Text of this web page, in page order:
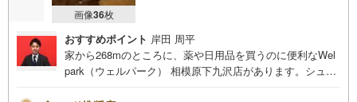
画像36枚
おすすめポイント 岸田 周平
家から268mのところに、薬や日用品を買うのに便利なWel
park（ウェルパーク） 相模原下九沢店があります。シュー